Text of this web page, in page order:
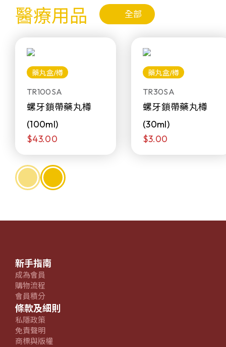
醫療用品 全部
藥丸盒/樽
TR100SA
螺牙鎖帶藥丸樽
(100ml)
$43.00
藥丸盒/樽
TR30SA
螺牙鎖帶藥丸樽
(30ml)
$3.00
新手指南
成為會員
購物流程
會員積分
條款及細則
私隱政策
免責聲明
商標與版權